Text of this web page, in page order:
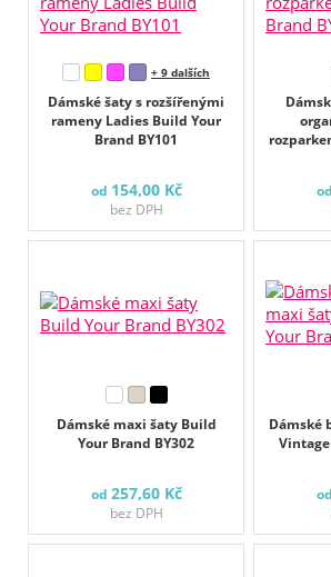
Dámské šaty s rozšířenými
rameny Ladies Build Your
Brand BY101
+ 9 dalších
od 154,00 Kč
bez DPH
od
Dámské maxi šaty Build
Your Brand BY302
od 257,60 Kč
bez DPH
Dámské
od